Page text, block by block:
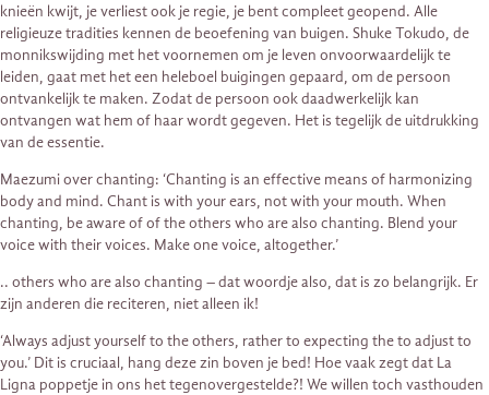
knieën kwijt, je verliest ook je regie, je bent compleet geopend. Alle
religieuze tradities kennen de beoefening van buigen. Shuke Tokudo, de
monnikswijding met het voornemen om je leven onvoorwaardelijk te
leiden, gaat met het een heleboel buigingen gepaard, om de persoon
ontvankelijk te maken. Zodat de persoon ook daadwerkelijk kan
ontvangen wat hem of haar wordt gegeven. Het is tegelijk de uitdrukking
van de essentie.
Maezumi over chanting: ‘Chanting is an effective means of harmonizing
body and mind. Chant is with your ears, not with your mouth. When
chanting, be aware of of the others who are also chanting. Blend your
voice with their voices. Make one voice, altogether.’
.. others who are also chanting – dat woordje also, dat is zo belangrijk. Er
zijn anderen die reciteren, niet alleen ik!
‘Always adjust yourself to the others, rather to expecting the to adjust to
you.’ Dit is cruciaal, hang deze zin boven je bed! Hoe vaak zegt dat La
Ligna poppetje in ons het tegenovergestelde?! We willen toch vasthouden